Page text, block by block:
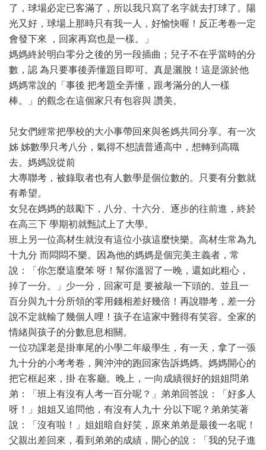
了，球場必定已客滿了，所以我只寫了名字就去打球了。陽
光又好，球場上那時只有我一人，好愉快喔！反正考卷一定
會發下來 ，回家再寫也是一樣。」
媽媽終於明白零分之後的另一段插曲；兒子不在乎當時的分
數，認 為只要事後弄懂題目即可。真是灑脫！這是源於他
媽媽常說的「事後 把考題全弄懂，跟考滿分的人一樣
棒。」的觀念在這個家只有包容與 讚美。
兒女們經常把學校的大小事帶回來與爸媽共同分享。有一次
姊 姊數學只考八分，氣得不想讀普通高中，想轉到高職
去。媽媽說從前
大專聯考，被錄取者也有人數學是個位數的。只要有分數就
有希望。
女兒在媽媽的鼓勵下，八分、十六分、逐步的往前進，終於
在高三下 學期初就甄試上了大學。
班上另一位高材生就沒有這位小孩這麼快樂。高材生常為九
十九分 而悶悶不樂。因為他的媽媽是個完美主義者，常
說：「你怎麼這麼笨 呀！幫你溫習了一晚，還如此粗心，
掉了一分。」少一分，回家可是 要被敲一下頭的。並且一
百分與九十分所領的零用錢相差好幾倍！再說聯考，差一分
說不定就輸了幾個人哩！孩子在這家中難得有笑容。全家的
情緒與孩子的分數息息相關。
一位功課老是掛車尾的小學二年級學生，有一天，拿了一張
九十分的小考考卷，興沖沖的跑回家告訴媽媽。媽媽開心的
把它框起來，掛 在客廳。晚上，一向成績很好的姐姐問弟
弟：「班上有沒有人考一百分呢？」弟弟回答說：「好多人
呀！」姐姐又追問他，有沒有人九十 分以下呢？弟弟笑著
說：「沒有啦！」姐姐暗自好笑，原來弟弟是最後一名呢！
父親出差回來，看到弟弟的成績，開心的說：「我的兒子進